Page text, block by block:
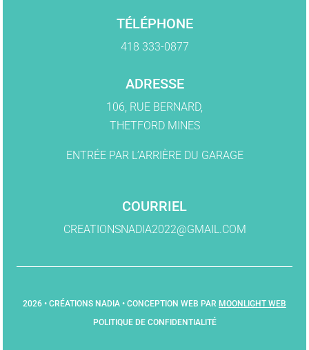
TÉLÉPHONE
418 333-0877
ADRESSE
106, RUE BERNARD,
THETFORD MINES
ENTRÉE PAR L’ARRIÈRE DU GARAGE
COURRIEL
CREATIONSNADIA2022@GMAIL.COM
2026 • CRÉATIONS NADIA • CONCEPTION WEB PAR MOONLIGHT WEB
POLITIQUE DE CONFIDENTIALITÉ